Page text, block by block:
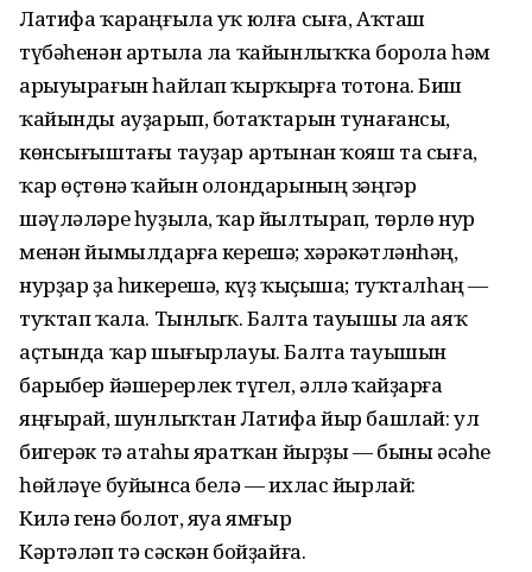
Латифа ҡараңғыла уҡ юлға сыға, Аҡташ
түбәһенән артыла ла ҡайынлыҡҡа борола һәм
арыуырағын һайлап ҡырҡырға тотона. Биш
ҡайынды ауҙарып, ботаҡтарын тунағансы,
көнсығыштағы тауҙар артынан ҡояш та сыға,
ҡар өҫтөнә ҡайын олондарының зәңгәр
шәүләләре һуҙыла, ҡар йылтырап, төрлө нур
менән йымылдарға керешә; хәрәкәтләнһәң,
нурҙар ҙа һикерешә, күҙ ҡыҫыша; туҡталһаң —
туҡтап ҡала. Тынлыҡ. Балта тауышы ла аяҡ
аҫтында ҡар шығырлауы. Балта тауышын
барыбер йәшерерлек түгел, әллә ҡайҙарға
яңғырай, шунлыҡтан Латифа йыр башлай: ул
бигерәк тә атаһы яратҡан йырҙы — быны әсәһе
һөйләүе буйынса белә — ихлас йырлай:
Килә генә болот, яуа ямғыр
Кәртәләп тә сәскән бойҙайға.